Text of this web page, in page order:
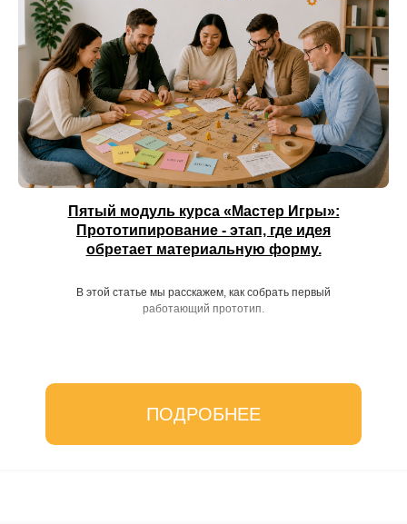
Пятый модуль курса «Мастер Игры»:
Прототипирование - этап, где идея
обретает материальную форму.
В этой статье мы расскажем, как собрать первый
работающий прототип.
ПОДРОБНЕЕ